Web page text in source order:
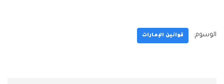
الوسوم: قوانين الإمارات